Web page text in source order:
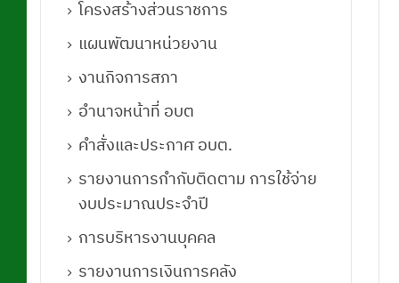
โครงสร้างส่วนราชการ
แผนพัฒนาหน่วยงาน
งานกิจการสภา
อำนาจหน้าที่ อบต
คำสั่งและประกาศ อบต.
รายงานการกำกับติดตาม การใช้จ่าย
งบประมาณประจำปี
การบริหารงานบุคคล
รายงานการเงินการคลัง